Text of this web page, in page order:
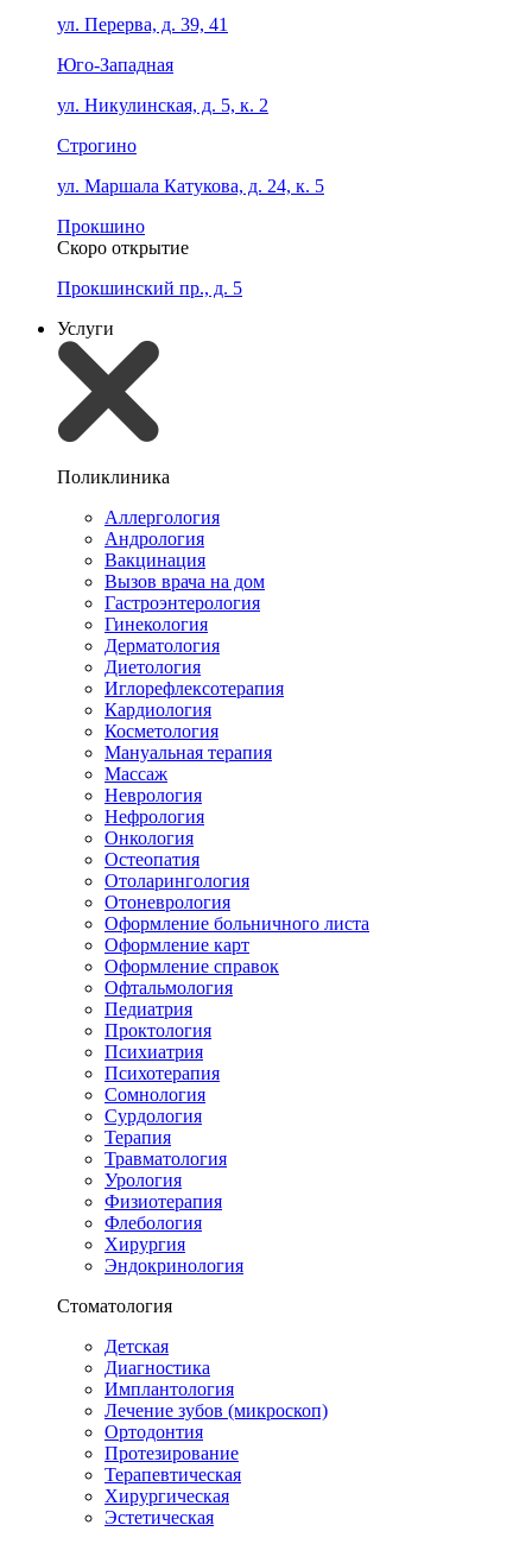
ул. Перерва, д. 39, 41
Юго-Западная
ул. Никулинская, д. 5, к. 2
Строгино
ул. Маршала Катукова, д. 24, к. 5
Прокшино
Скоро открытие
Прокшинский пр., д. 5
Услуги
Поликлиника
Аллергология
Андрология
Вакцинация
Вызов врача на дом
Гастроэнтерология
Гинекология
Дерматология
Диетология
Иглорефлексотерапия
Кардиология
Косметология
Мануальная терапия
Массаж
Неврология
Нефрология
Онкология
Остеопатия
Отоларингология
Отоневрология
Оформление больничного листа
Оформление карт
Оформление справок
Офтальмология
Педиатрия
Проктология
Психиатрия
Психотерапия
Сомнология
Сурдология
Терапия
Травматология
Урология
Физиотерапия
Флебология
Хирургия
Эндокринология
Стоматология
Детская
Диагностика
Имплантология
Лечение зубов (микроскоп)
Ортодонтия
Протезирование
Терапевтическая
Хирургическая
Эстетическая